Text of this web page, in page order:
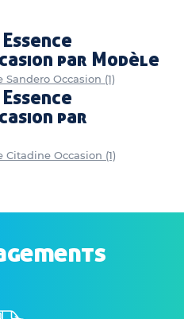
par Modèle
Occasion (1)
par
Occasion (1)